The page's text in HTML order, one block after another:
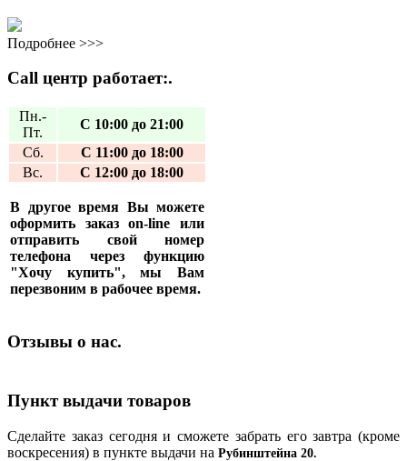
Подробнее >>>
Call центр работает:.
Пн.-
Пт.
С 10:00 до 21:00
Сб.
С 11:00 до 18:00
Вс.
С 12:00 до 18:00
В другое время Вы можете
оформить заказ on-line или
отправить свой номер
телефона через функцию
"Хочу купить", мы Вам
перезвоним в рабочее время.
Отзывы о нас.
Пункт выдачи товаров
Сделайте заказ сегодня и сможете забрать его завтра (кроме
воскресения) в пункте выдачи на Рубинштейна 20.